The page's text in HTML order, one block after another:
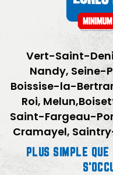
Vert-Saint-
Nandy, Seine-
Boissise-la-
Roi,
Saint-Fargeau-
Cramayel,
PLUS SIMPLE